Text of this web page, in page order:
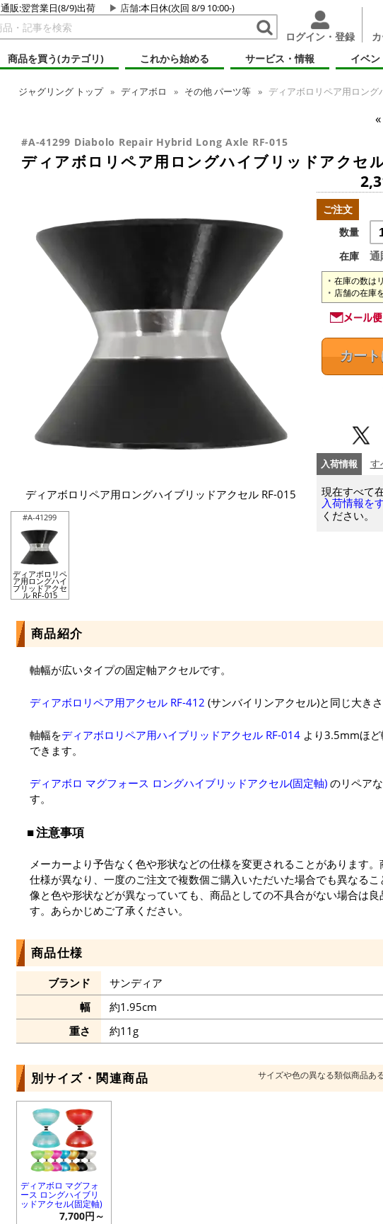
通販:翌営業日(8/9)出荷 店舗:本日休(次回 8/9 10:00-)
ログイン・登録
商品を買う(カテゴリ)
これから始める サービス・情報 イベン
ジャグリング トップ ディアボロ その他 パーツ等 ディアボロリペア用ロング
#A-41299 Diabolo Repair Hybrid Long Axle RF-015
ディアボロリペア用ロングハイブリッドアクセ
ディアボロリペア用ロングハイブリッドアクセル RF-015
#A-41299
ディアボロリペ
ア用ロングハイ
ブリッドアクセ
ル RF-015
ご注文
数量
在庫
通
在庫の数は
店舗の在庫
カー
入荷情報 す
現在すべて
入荷情報を
ください。
商品紹介
軸幅が広いタイプの固定軸アクセルです。
ディアボロリペア用アクセル RF-412 (サンバイリンアクセル)と同じ大きさ
軸幅をディアボロリペア用ハイブリッドアクセル RF-014 より3.5mmほ
できます。
ディアボロ マグフォース ロングハイブリッドアクセル(固定軸) のリペア
す。
注意事項
メーカーより予告なく色や形状などの仕様を変更されることがあります。
仕様が異なり、一度のご注文で複数個ご購入いただいた場合でも異なる
像と色や形状などが異なっていても、商品としての不具合がない場合は良
す。あらかじめご了承ください。
商品仕様
ブランド
サンディア
幅
約1.95cm
重さ
約11g
別サイズ・関連商品 サイズや色の異なる類似商品あ
ディアボロ マグフォ
ース ロングハイブリ
ッドアクセル(固定軸)
7,700円～